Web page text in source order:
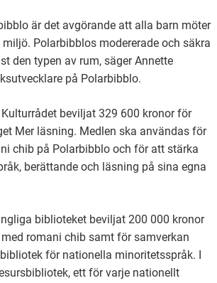
är det avgörande att alla barn möter
Polarbibblos modererade och säkra
den typen av rum, säger Annette
på Polarbibblo.
beviljat 329 600 kronor för
Mer läsning. Medlen ska användas för
chib på Polarbibblo och för att stärka
berättande och läsning på sina egna
biblioteket beviljat 200 000 kronor
romani chib samt för samverkan
för nationella minoritetsspråk. I
ett för varje nationellt